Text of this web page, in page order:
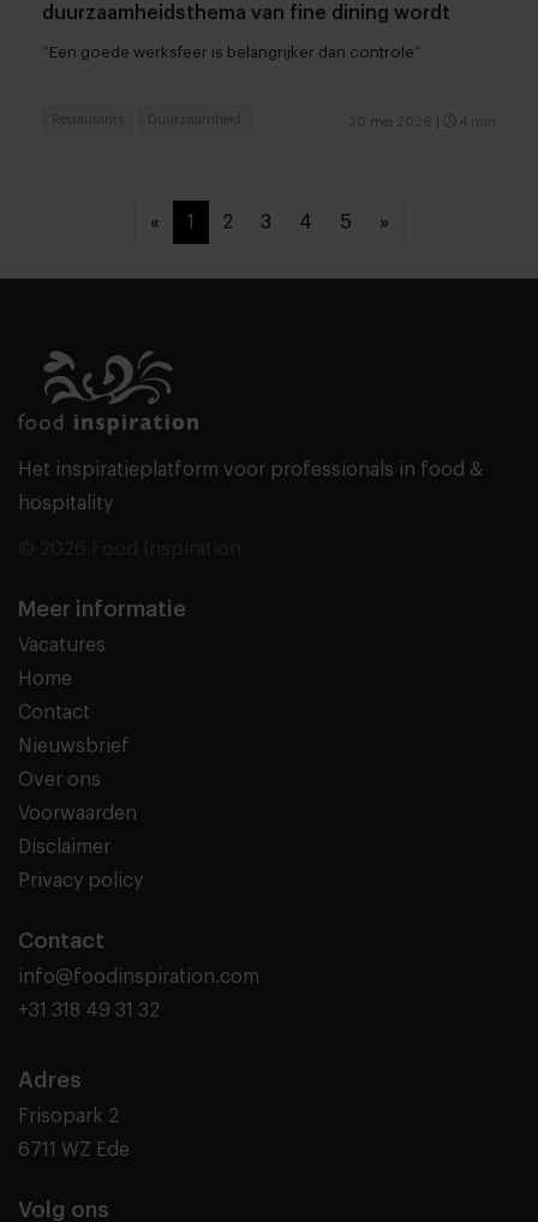
duurzaamheidsthema van fine dining wordt
“Een goede werksfeer is belangrijker dan controle”
30 mei 2026 4 min
Restaurants Duurzaamheid
« 1 2 3 4 5 »
Het inspiratieplatform voor professionals in food &
hospitality
Meer informatie
Vacatures
Home
Contact
Nieuwsbrief
Over ons
Voorwaarden
Disclaimer
Privacy policy
Contact
info@foodinspiration.com
+31 318 49 31 32
Adres
Frisopark 2
6711 WZ Ede
Volg ons